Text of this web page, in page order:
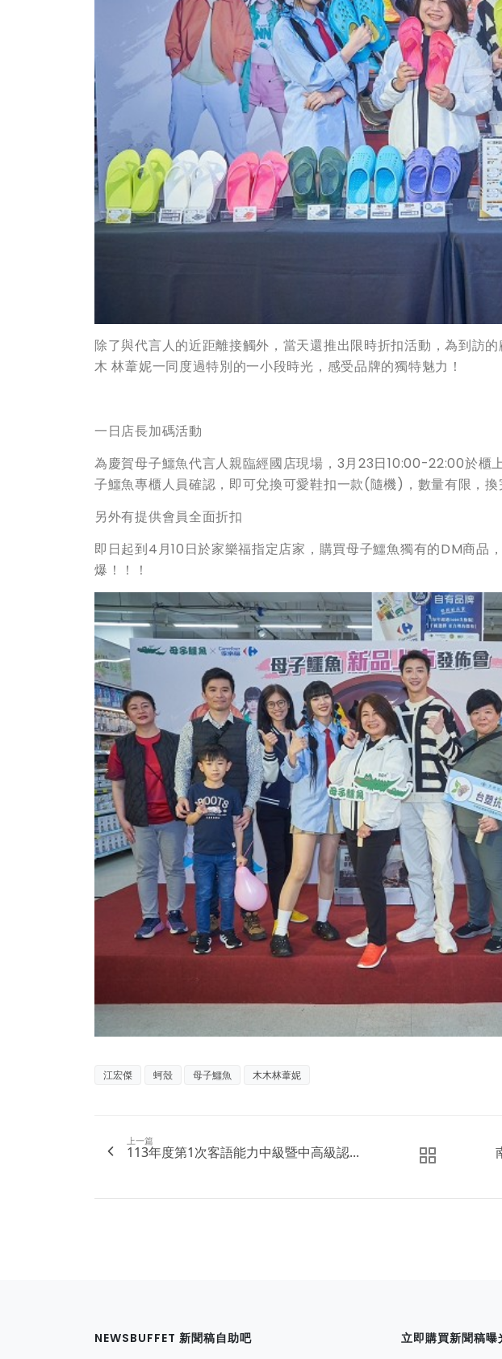
除了與代言人的近距離接觸外，當天還推出限時折扣活動，為到訪
木 林葦妮一同度過特別的一小段時光，感受品牌的獨特魅力！
一日店長加碼活動
為慶賀母子鱷魚代言人親臨經國店現場，3月23日10:00-22:00於櫃
子鱷魚專櫃人員確認，即可兌換可愛鞋扣一款(隨機)，數量有限，換
另外有提供會員全面折扣
即日起到4月10日於家樂福指定店家，購買母子鱷魚獨有的DM商品
爆！！！
江宏傑 蚵殼 母子鱷魚 木木林葦妮
上一篇
113年度第1次客語能力中級暨中高級認...
NEWSBUFFET 新聞稿自助吧 立即購買新聞稿曝